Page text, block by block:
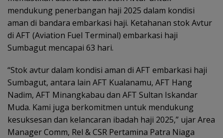
mendukung penerbangan haji 2025 dalam kondisi
aman di bandara embarkasi haji. Ketahanan stok Avtur
di AFT (Aviation Fuel Terminal) embarkasi haji
Sumbagut mencapai 63 hari.
“Stok avtur dalam kondisi aman di AFT embarkasi haji
Sumbagut, antara lain AFT Kualanamu, AFT Hang
Nadim, AFT Minangkabau dan AFT Sultan Iskandar
Muda. Kami juga berkomitmen untuk mendukung
kesuksesan dan kelancaran ibadah haji 2025,” ujar Area
Manager Comm, Rel & CSR Pertamina Patra Niaga